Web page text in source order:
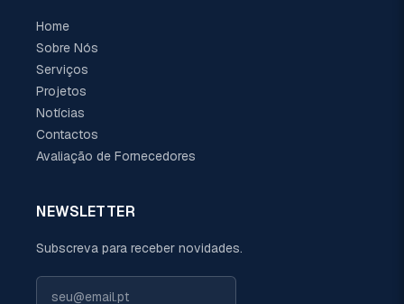
Home
Sobre Nós
Serviços
Projetos
Notícias
Contactos
Avaliação de Fornecedores
NEWSLETTER
Subscreva para receber novidades.